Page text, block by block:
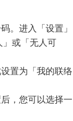
。进入「设置」
」或「无人可
置为「我的联络
，您可以选择一